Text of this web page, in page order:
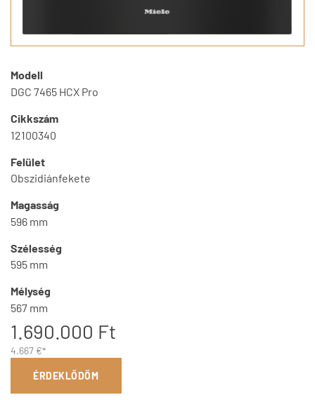
Modell
DGC 7465 HCX Pro
Cikkszám
12100340
Felület
Obszidiánfekete
Magasság
596 mm
Szélesség
595 mm
Mélység
567 mm
1.690.000 Ft
4.667 €*
ÉRDEKLŐDÖM